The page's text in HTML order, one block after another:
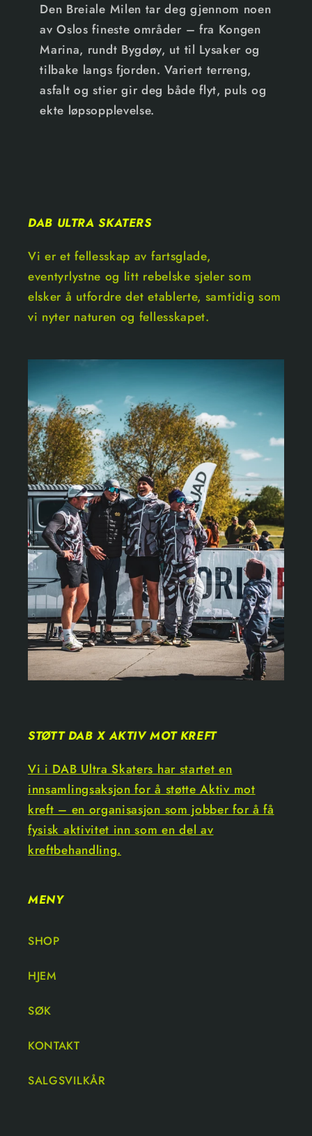
Den Breiale Milen tar deg gjennom noen
av Oslos fineste områder – fra Kongen
Marina, rundt Bygdøy, ut til Lysaker og
tilbake langs fjorden. Variert terreng,
asfalt og stier gir deg både flyt, puls og
ekte løpsopplevelse.
DAB ULTRA SKATERS
Vi er et fellesskap av fartsglade,
eventyrlystne og litt rebelske sjeler som
elsker å utfordre det etablerte, samtidig som
vi nyter naturen og fellesskapet.
STØTT DAB X AKTIV MOT KREFT
Vi i DAB Ultra Skaters har startet en
innsamlingsaksjon for å støtte Aktiv mot
kreft – en organisasjon som jobber for å få
fysisk aktivitet inn som en del av
kreftbehandling.
MENY
SHOP
HJEM
SØK
KONTAKT
SALGSVILKÅR